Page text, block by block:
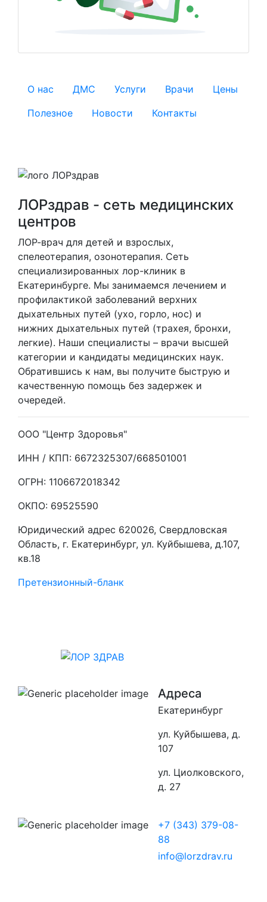
О нас ДМС Услуги Врачи
Цены
Полезное
Новости Контакты
ЛОРздрав - сеть медицинских
центров
ЛОР-врач для детей и взрослых,
спелеотерапия, озонотерапия. Cеть
специализированных лор-клиник в
Екатеринбурге. Мы занимаемся лечением и
профилактикой заболеваний верхних
дыхательных путей (ухо, горло, нос) и
нижних дыхательных путей (трахея, бронхи,
легкие). Наши специалисты – врачи высшей
категории и кандидаты медицинских наук.
Обратившись к нам, вы получите быструю и
качественную помощь без задержек и
очередей.
ООО "Центр Здоровья"
ИНН / КПП: 6672325307/668501001
ОГРН: 1106672018342
ОКПО: 69525590
Юридический адрес 620026, Свердловская
Область, г. Екатеринбург, ул. Куйбышева, д.107,
кв.18
Претензионный-бланк
Адреса
Екатеринбург
ул. Куйбышева, д.
107
ул. Циолковского,
д. 27
+7 (343) 379-08-
88
info@lorzdrav.ru